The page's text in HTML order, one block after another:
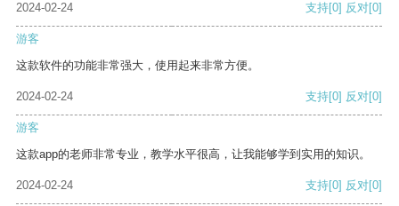
2024-02-24 支持[0] 反对[0]
游客
这款软件的功能非常强大，使用起来非常方便。
2024-02-24 支持[0] 反对[0]
游客
这款app的老师非常专业，教学水平很高，让我能够学到实用的知识。
2024-02-24 支持[0] 反对[0]